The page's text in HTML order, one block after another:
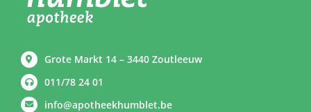
Grote Markt 14 – 3440 Zoutleeuw
011/78 24 01
info@apotheekhumblet.be